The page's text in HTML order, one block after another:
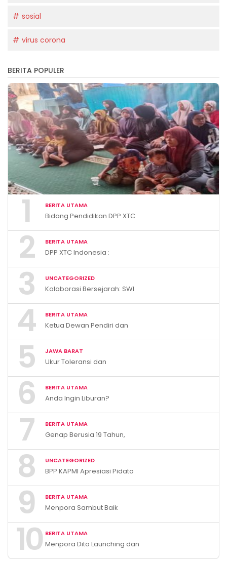
sosial
virus corona
BERITA POPULER
1 BERITA UTAMA
Bidang Pendidikan DPP XTC
Smart Parenting di Desa
Cihanjuang KBB
2 BERITA UTAMA
DPP XTC Indonesia :
Bendera Tanpa Hak Akan
Ditindak”
3 UNCATEGORIZED
Kolaborasi Bersejarah: SWI
Kompetensi dan Pendidikan
Wartawan Nasional
4 BERITA UTAMA
Ketua Dewan Pendiri dan
Ivan Rivky Kabira Berikan
Peryataan Sikap Terkait “XTC
5 JAWA BARAT
Ukur Toleransi dan
Luncurkan E-Survey Indeks
Harmoni Indonesia 2026
6 BERITA UTAMA
Anda Ingin Liburan?
Panas Cileungsing
Sumedang!
7 BERITA UTAMA
Genap Berusia 19 Tahun,
Catat Tren Positif Indikator
Makro Ekonomi
8 UNCATEGORIZED
BPP KAPMI Apresiasi Pidato
Ekonomi & APBN 2026
9 BERITA UTAMA
Menpora Sambut Baik
dan Pengembangan UMKM
Pemuda Muhammadiyah DKI
10 BERITA UTAMA
Menpora Dito Launching dan